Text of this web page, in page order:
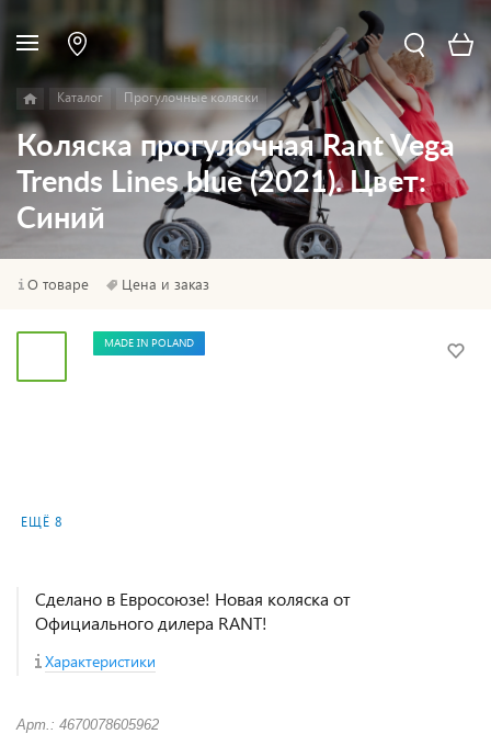
Каталог Прогулочные коляски
Коляска прогулочная Rant Vega
Trends Lines blue (2021). Цвет:
Синий
О товаре Цена и заказ
ЕЩЁ 8
MADE IN POLAND
Сделано в Евросоюзе! Новая коляска от
Официального дилера RANT!
Характеристики
Арт.: 4670078605962